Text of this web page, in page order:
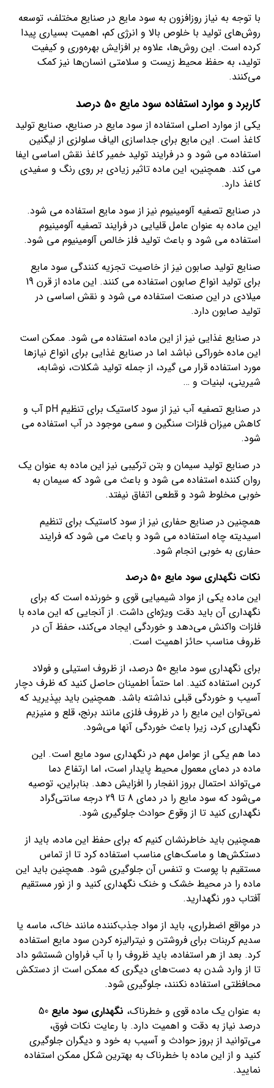
با توجه به نیاز روزافزون به سود مایع در صنایع مختلف، توسعه
روش‌های تولید با خلوص بالا و انرژی کم، اهمیت بسیاری پیدا
کرده است. این روش‌ها، علاوه بر افزایش بهره‌وری و کیفیت
تولید، به حفظ محیط زیست و سلامتی انسان‌ها نیز کمک
می‌کنند.
کاربرد و موارد استفاده سود مایع 50 درصد
یکی از موارد اصلی استفاده از سود مایع در صنایع، صنایع تولید
کاغذ است. این مایع برای جداسازی الیاف سلولزی از لیگنین
استفاده می شود و در فرایند تولید خمیر کاغذ نقش اساسی ایفا
می کند. همچنین، این ماده تاثیر زیادی بر روی رنگ و سفیدی
کاغذ دارد.
در صنایع تصفیه آلومینیوم نیز از سود مایع استفاده می شود.
این ماده به عنوان عامل قلیایی در فرایند تصفیه آلومینیوم
استفاده می شود و باعث تولید فلز خالص آلومینیوم می شود.
صنایع تولید صابون نیز از خاصیت تجزیه کنندگی سود مایع
برای تولید انواع صابون استفاده می کنند. این ماده از قرن 19
میلادی در این صنعت استفاده می شود و نقش اساسی در
تولید صابون دارد.
در صنایع غذایی نیز از این ماده استفاده می شود. ممکن است
این ماده خوراکی نباشد اما در صنایع غذایی برای انواع نیازها
مورد استفاده قرار می گیرد، از جمله تولید شکلات، نوشابه،
شیرینی، لبنیات و …
در صنایع تصفیه آب نیز از سود کاستیک برای تنظیم pH آب و
کاهش میزان فلزات سنگین و سمی موجود در آب استفاده می
شود.
در صنایع تولید سیمان و بتن ترکیبی نیز این ماده به عنوان یک
روان کننده استفاده می شود و باعث می شود که سیمان به
خوبی مخلوط شود و قطعی اتفاق نیفتد.
همچنین در صنایع حفاری نیز از سود کاستیک برای تنظیم
اسیدیته چاه استفاده می شود و باعث می شود که فرایند
حفاری به خوبی انجام شود.
نکات نگهداری سود مایع 50 درصد
این ماده یکی از مواد شیمیایی قوی و خورنده است که برای
نگهداری آن باید دقت ویژه‌ای داشت. از آنجایی که این ماده با
فلزات واکنش می‌دهد و خوردگی ایجاد می‌کند، حفظ آن در
ظروف مناسب حائز اهمیت است.
برای نگهداری سود مایع 50 درصد، از ظروف استیلی و فولاد
کربن استفاده کنید. اما حتماً اطمینان حاصل کنید که ظرف دچار
آسیب و خوردگی قبلی نداشته باشد. همچنین باید بپذیرید که
نمی‌توان این مایع را در ظروف فلزی مانند برنج، قلع و منیزیم
نگهداری کرد، زیرا باعث خوردگی آنها می‌شود.
دما هم یکی از عوامل مهم در نگهداری سود مایع است. این
ماده در دمای معمول محیط پایدار است، اما ارتفاع دما
می‌تواند احتمال بروز انفجار را افزایش دهد. بنابراین، توصیه
می‌شود که سود مایع را در دمای 8 تا 29 درجه سانتی‌گراد
نگهداری کنید تا از وقوع حوادث جلوگیری شود.
همچنین باید خاطرنشان کنیم که برای حفظ این ماده، باید از
دستکش‌ها و ماسک‌های مناسب استفاده کرد تا از تماس
مستقیم با پوست و تنفس آن جلوگیری شود. همچنین باید این
ماده را در محیط خشک و خنک نگهداری کنید و از نور مستقیم
آفتاب دور نگهدارید.
در مواقع اضطراری، باید از مواد جذب‌کننده مانند خاک، ماسه یا
سدیم کربنات برای فروشتن و نیترالیزه کردن سود مایع استفاده
کرد. بعد از هر استفاده، باید ظروف را با آب فراوان شستشو داد
تا از وارد شدن به دست‌های دیگری که ممکن است از دستکش
محافظتی استفاده نکنند، جلوگیری شود.
به عنوان یک ماده قوی و خطرناک، نگهداری سود مایع 50
درصد نیاز به دقت و اهمیت دارد. با رعایت نکات فوق،
می‌توانید از بروز حوادث و آسیب به خود و دیگران جلوگیری
کنید و از این ماده با خطرناک به بهترین شکل ممکن استفاده
نمایید.